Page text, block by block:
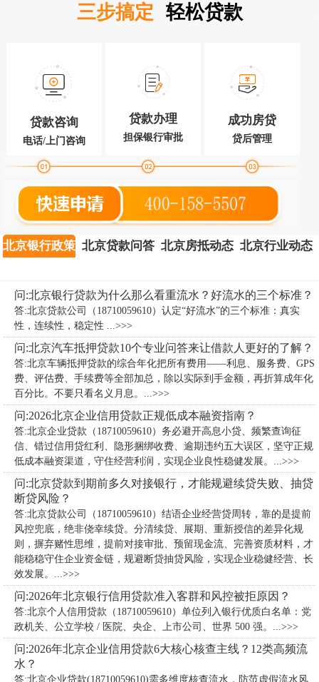
三步搞定 轻松贷款
贷款咨询
电话/上门咨询
贷款办理
担保银行审批
成功房贷
贷后管理
北京银行政策 北京贷款问答 北京房抵动态 北京行业动态
问:北京银行贷款为什么那么看重流水？好流水的三个标准？
答:北京贷款公司（18710059610）认定“好流水”的三个标准：真实
性，连续性，稳定性 ...>>>
问:北京汽车抵押贷款10个专业问答来让借款人更好的了解？
答:北京车辆抵押贷款的综合年化把所有费用——利息、服务费、GPS
费、评估费、手续费等全部加总，除以实际到手金额，再折算成年化
百分比。不要只看名义月息。...>>>
问:2026北京企业信用贷款正规低成本融资指南？
答:北京企业贷款（18710059610）务必避开高息小贷、频繁查询征
信、错过信用贷红利、隐形捆绑收费、逾期违约五大误区，坚守正规
低成本融资渠道，守住经营利润，实现企业良性稳健发展。...>>>
问:北京贷款到期前多久对接银行，才能规避续贷失败、抽贷
断贷风险？
答:北京贷款公司（18710059610）​结语企业经营贷周转，靠的是提前
风控兜底，绝非侥幸续贷。分清续贷、展期、重新授信的差异化规
则，摒弃赌性思维，提前对接审批、预留现金流、完善资质材料，才
能稳稳守住企业资金链，规避断贷抽贷风险，实现企业稳健经营、长
效发展。...>>>
问:2026年北京银行信用贷款准入客群和风控被拒原因？
答:北京个人信用贷款（18710059610）单位列入银行优质白名单：党
政机关、公立学校 / 医院、央企、上市公司、世界 500 强。...>>>
问:2026年北京企业信用贷款6大核心核查主线？12类高频流
水？
答:北京企业贷款(18710059610)需多维度核查流水，防范虚假流水风